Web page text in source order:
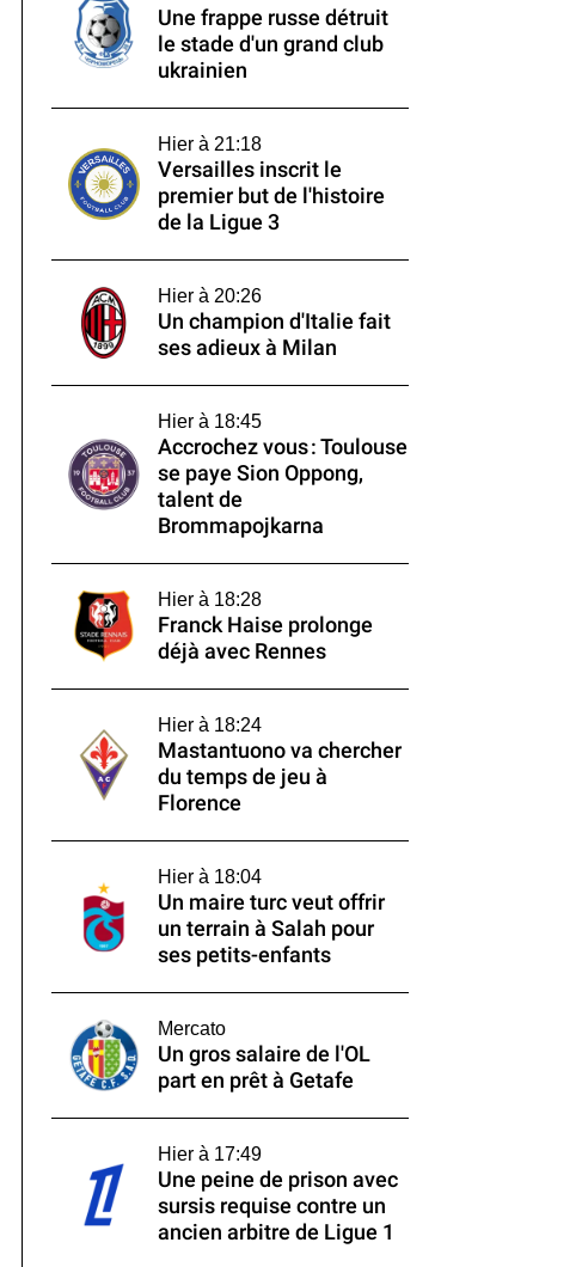
Une frappe russe détruit
le stade d'un grand club
ukrainien
Hier à 21:18
Versailles inscrit le
premier but de l'histoire
de la Ligue 3
Hier à 20:26
Un champion d'Italie fait
ses adieux à Milan
Hier à 18:45
Accrochez vous : Toulouse
se paye Sion Oppong,
talent de
Brommapojkarna
Hier à 18:28
Franck Haise prolonge
déjà avec Rennes
Hier à 18:24
Mastantuono va chercher
du temps de jeu à
Florence
Hier à 18:04
Un maire turc veut offrir
un terrain à Salah pour
ses petits-enfants
Mercato
Un gros salaire de l'OL
part en prêt à Getafe
Hier à 17:49
Une peine de prison avec
sursis requise contre un
ancien arbitre de Ligue 1